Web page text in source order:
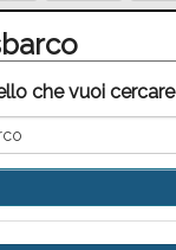
che vuoi cercare